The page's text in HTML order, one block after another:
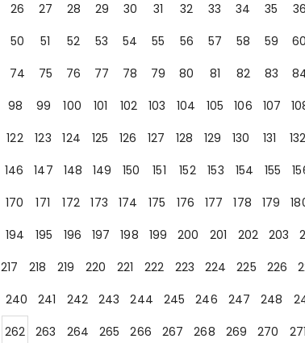
26 27 28 29 30 31 32 33 34 35 36
50 51 52 53 54 55 56 57 58 59 60
74 75 76 77 78 79 80 81 82 83
98 99 100 101 102 103 104 105 106 107
122 123 124 125 126 127 128 129 130 131 132
146 147 148 149 150 151 152 153 154 155
170 171 172 173 174 175 176 177 178 179
194 195 196 197 198 199 200 201 202 203
217 218 219 220 221 222 223 224 225 226
240 241 242 243 244 245 246 247 248
262 263 264 265 266 267 268 269 270 271